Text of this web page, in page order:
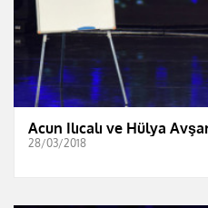
Acun Ilıcalı ve Hülya
28/03/2018